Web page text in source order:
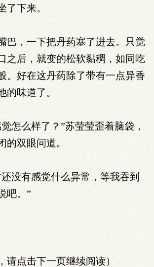
了下来。
巴，一下把丹药塞了进去。只觉
之后，就变的松软黏稠，如同吃
。好在这丹药除了带有一点异香
的味道了。
怎么样了？”苏莹莹歪着脑袋，
的双眼问道。
有感觉什么异常，等我吞到
吧。”
点击下一页继续阅读）